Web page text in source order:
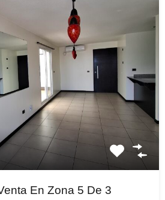
En Zona 5 De 3